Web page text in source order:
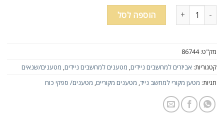
כמות של מטען / ספק כח מקורי למחשב נייד LENOVO/IBM T60 X60 R60 Z60 Z60M Z60T 3000 C100 C200 N100 N200 7.9X5.0
הוספה לסל
מק"ט:86744
קטגוריות: אביזרים למחשבים ניידים מטענים למחשבים ניידים מטענים/שנאים
תגיות: מטען מקורי למחשב נייד מטענים מקוריים מטענים/ ספקי כוח